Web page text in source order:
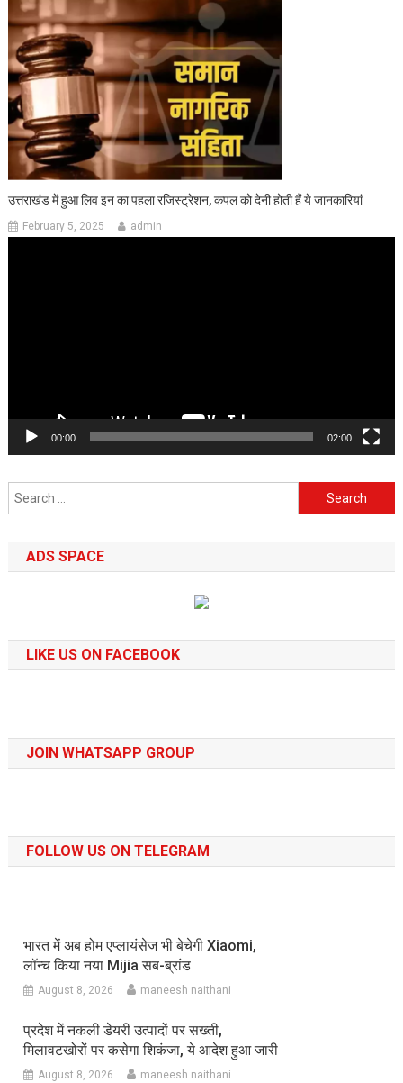
उत्तराखंड में हुआ लिव इन का पहला रजिस्ट्रेशन, कपल को देनी होती हैं ये जानकारियां
February 5, 2025 admin
00:00 02:00
Search
for:
ADS SPACE
LIKE US ON FACEBOOK
JOIN WHATSAPP GROUP
FOLLOW US ON TELEGRAM
भारत में अब होम एप्लायंसेज भी बेचेगी Xiaomi,
लॉन्च किया नया Mijia सब-ब्रांड
August 8, 2026 maneesh naithani
प्रदेश में नकली डेयरी उत्पादों पर सख्ती,
मिलावटखोरों पर कसेगा शिकंजा, ये आदेश हुआ जारी
August 8, 2026 maneesh naithani